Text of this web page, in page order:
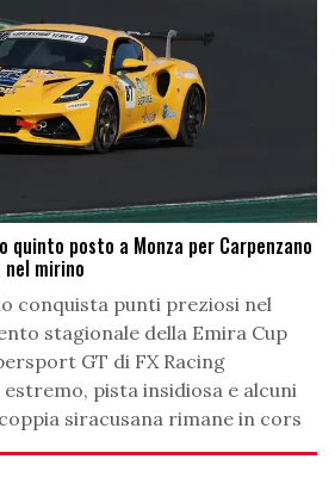
quinto posto a Monza per Carpenzano
nel mirino
conquista punti preziosi nel
stagionale della Emira Cup
GT di FX Racing
pista insidiosa e alcuni
siracusana rimane in cors